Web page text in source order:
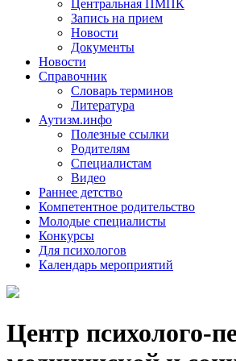
Центральная ПМПК
Запись на прием
Новости
Документы
Новости
Справочник
Словарь терминов
Литература
Аутизм.инфо
Полезные ссылки
Родителям
Специалистам
Видео
Раннее детство
Компетентное родительство
Молодые специалисты
Конкурсы
Для психологов
Календарь мероприятий
Центр психолого-